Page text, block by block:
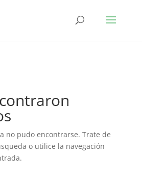
no pudo encontrarse. Trate de
o utilice la navegación